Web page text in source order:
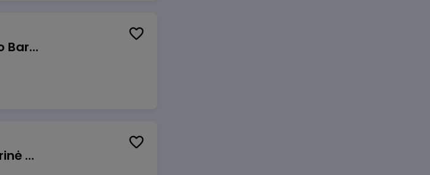
Kasininkas (-ė) - pardavėjas (-a), Juozo Bartašiaus g. 1, Utena
Kasininkas (-ė) - pardavėjas (-a), Centrinė g. 62, Galgiai